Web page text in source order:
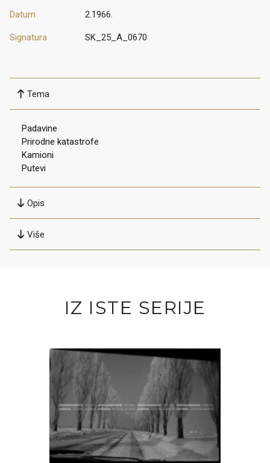
Datum 2.1966.
Signatura SK_25_A_0670
Tema
Padavine
Prirodne katastrofe
Kamioni
Putevi
Opis
Više
IZ ISTE SERIJE